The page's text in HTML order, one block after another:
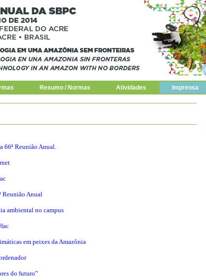
Resumo / Normas Atividades Imprensa
66ª Reunião Anual.
Reunião Anual
ambiental no campus
em peixes da Amazônia
do futuro”